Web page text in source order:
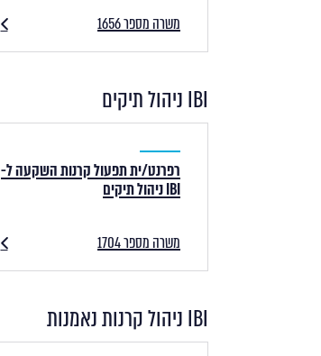
משרה מספר 1656
IBI ניהול תיקים
רפרנט/ית תפעול קרנות השקעה ל-
IBI ניהול תיקים
משרה מספר 1704
IBI ניהול קרנות נאמנות